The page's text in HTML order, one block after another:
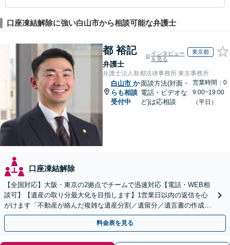
口座凍結解除に強い白山市から相談可能な弁護士
都 裕記
弁護士
インタビュー
を見る
東京都
弁護士法人新都法律事務所 東京事務所
白山市 か
らも相談
受付中
面談方法(対面・
電話・ビデオな
ど)は応相談
営業時間：0
9:00~19:00
（平日）
口座凍結解除
【全国対応】大阪・東京の2拠点でチームで迅速対応【電話・WEB相
談可】【遺産の取り分最大化を目指します】1営業日以内の返信を心
がけます「不動産が絡んだ複雑な遺産分割／遺留分／遺言書の作成・
執行／事業承継など、お任せください」【休日相談あり】
料金表を見る